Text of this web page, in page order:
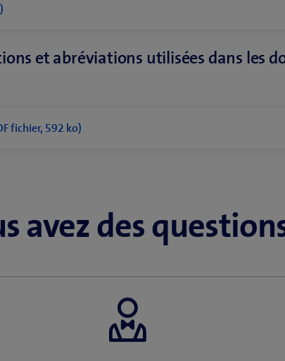
et abréviations utilisées dans les
fichier, 592 ko)
avez des